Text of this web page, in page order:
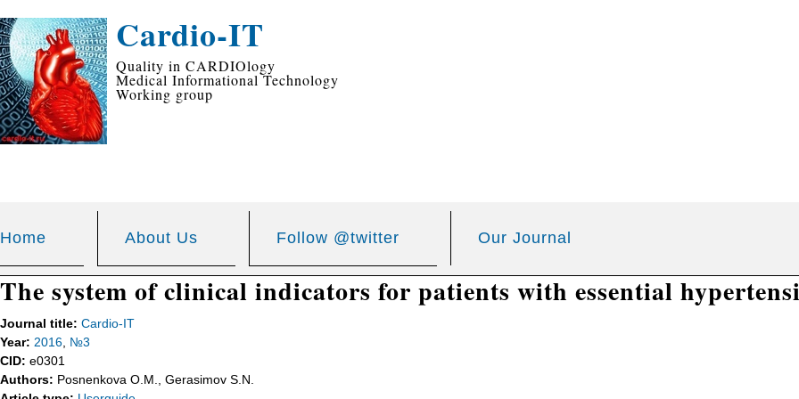
Cardio-IT
Quality in CARDIOlogy
Medical Informational Technology
Working group
Home About Us Follow @twitter Our Journal
The system of clinical indicators for patients with essential
Journal title: Cardio-IT
Year: 2016 №3
CID: e0301
Authors: Posnenkova O.M., Gerasimov S.N.